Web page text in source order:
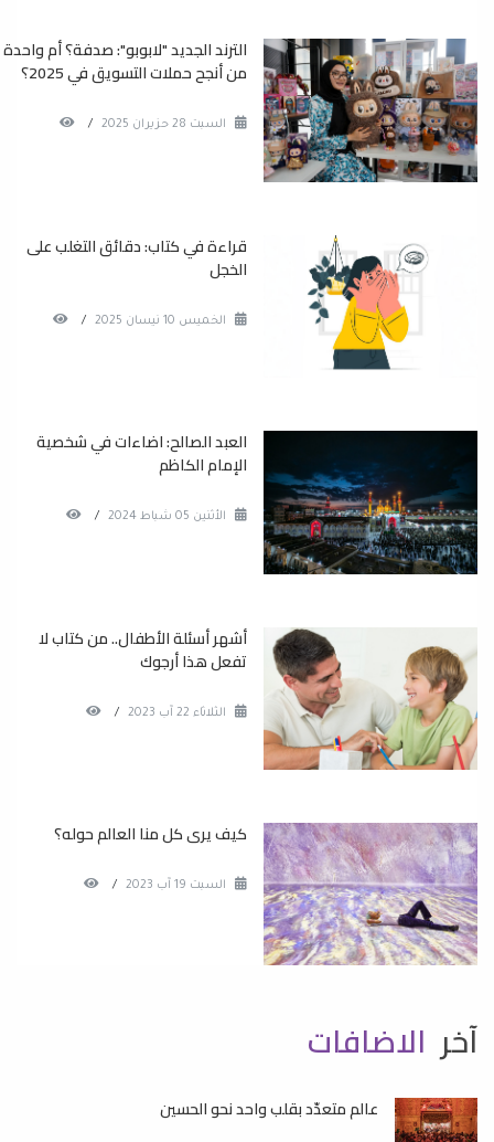
الترند الجديد "لابوبو": صدفة؟ أم واحدة
من أنجح حملات التسويق في 2025؟
السبت 28 حزيران 2025 /
قراءة في كتاب: دقائق التغلب على
الخجل
الخميس 10 نيسان 2025 /
العبد الصالح: اضاءات في شخصية
الإمام الكاظم
الأثنين 05 شباط 2024 /
أشهر أسئلة الأطفال.. من كتاب لا
تفعل هذا أرجوك
الثلاثاء 22 آب 2023 /
كيف يرى كل منا العالم حوله؟
السبت 19 آب 2023 /
آخر الاضافات
عالم متعدّد بقلب واحد نحو الحسين